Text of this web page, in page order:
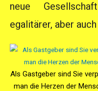
neue
egalitärer, aber
„Per Bahn zu den
Als Gastgeber sind Sie
man die Herzen der
„Per Bahn zu den
„Per Bahn zu den
Als Gastgeber sind Sie
man die Herzen der